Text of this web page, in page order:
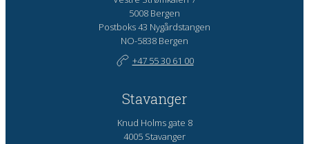
5008 Bergen
Postboks 43 Nygårdstangen
NO-5838 Bergen
+47 55 30 61 00
Stavanger
Knud Holms gate 8
4005 Stavanger